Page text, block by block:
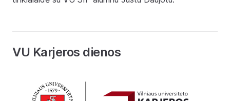
VU Karjeros dienos